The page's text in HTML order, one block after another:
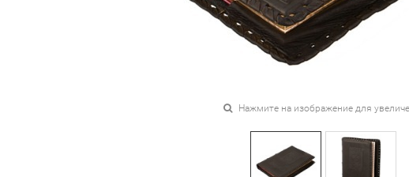
Нажмите на изображение для